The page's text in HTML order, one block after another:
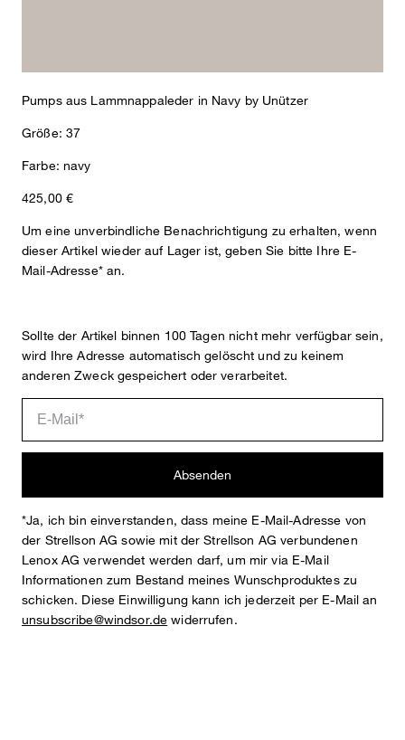
Fashion- & Lifestyle-Redaktion
Details
Pumps aus Lammnappaleder in Navy by Unützer
Größe: 37
Farbe: navy
425,00 €
Um eine unverbindliche Benachrichtigung zu erhalten, wenn
dieser Artikel wieder auf Lager ist, geben Sie bitte Ihre E-
Mail-Adresse* an.
Sollte der Artikel binnen 100 Tagen nicht mehr verfügbar sein,
wird Ihre Adresse automatisch gelöscht und zu keinem
anderen Zweck gespeichert oder verarbeitet.
Absenden
*Ja, ich bin einverstanden, dass meine E-Mail-Adresse von
der Strellson AG sowie mit der Strellson AG verbundenen
Lenox AG verwendet werden darf, um mir via E-Mail
Informationen zum Bestand meines Wunschproduktes zu
schicken. Diese Einwilligung kann ich jederzeit per E-Mail an
unsubscribe@windsor.de widerrufen.